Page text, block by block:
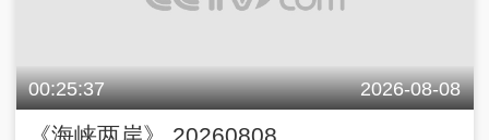
00:25:37 2026-08-08